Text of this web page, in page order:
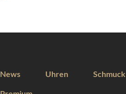
News Uhren Schmuck